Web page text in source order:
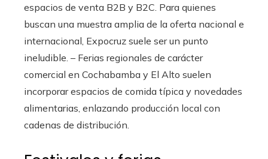
espacios de venta B2B y B2C. Para quienes
buscan una muestra amplia de la oferta nacional e
internacional, Expocruz suele ser un punto
ineludible. – Ferias regionales de carácter
comercial en Cochabamba y El Alto suelen
incorporar espacios de comida típica y novedades
alimentarias, enlazando producción local con
cadenas de distribución.